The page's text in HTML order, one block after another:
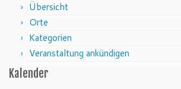
Übersicht
Orte
Kategorien
Veranstaltung ankündigen
Kalender